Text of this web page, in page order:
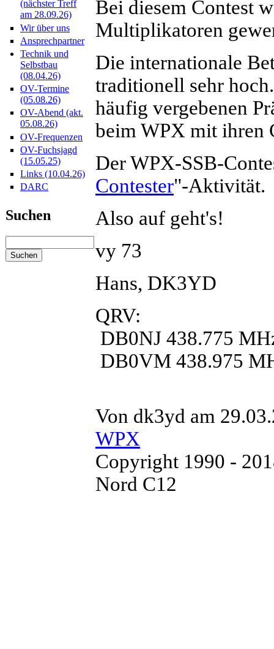
(nächster Treff
am 28.09.26)
Wir über uns
Ansprechpartner
Technik und
Selbstbau
(08.04.26)
OV-Termine
(05.08.26)
OV-Abend (akt.
05.08.26)
OV-Frequenzen
OV-Fuchsjagd
(15.05.25)
Links (10.04.26)
DARC
Suchen
Bei diesem Contest
Multiplikatoren
Die internationale
traditionell sehr
häufig vergebenen
beim WPX mit ihren
Der WPX-SSB-
Contester"-Aktivität.
Also auf geht's!
vy 73
Hans, DK3YD
QRV:
DB0NJ 438.775
DB0VM 438.975
Von dk3yd am
WPX
Copyright 1990 -
Nord C12